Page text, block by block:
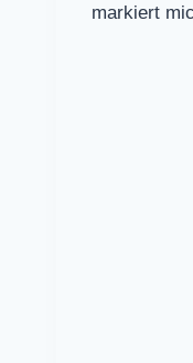
markiert